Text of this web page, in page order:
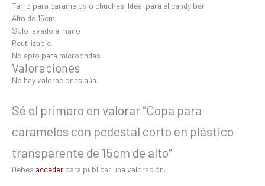
Tarro para caramelos o chuches. Ideal para el candy bar
Alto de 15cm
Solo lavado a mano
Reutilizable.
No apto para microondas
Valoraciones
No hay valoraciones aún.
Sé el primero en valorar “Copa para
caramelos con pedestal corto en plástico
transparente de 15cm de alto”
Debes acceder para publicar una valoración.